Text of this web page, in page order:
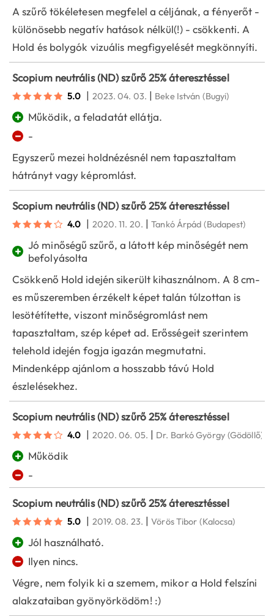
A szűrő tökéletesen megfelel a céljának, a fényerőt -
különösebb negatív hatások nélkül(!) - csökkenti. A
Hold és bolygók vizuális megfigyelését megkönnyíti.
Scopium neutrális (ND) szűrő 25% áteresztéssel
5.0 | 2023. 04. 03. | Beke István (Bugyi)
+ Működik, a feladatát ellátja.
−
-
Egyszerű mezei holdnézésnél nem tapasztaltam
hátrányt vagy képromlást.
Scopium neutrális (ND) szűrő 25% áteresztéssel
4.0 | 2020. 11. 20. |Tankó Árpád (Budapest)
+ Jó minőségű szűrő, a látott kép minőségét nem
befolyásolta
Csökkenő Hold idején sikerült kihasználnom. A 8 cm-
es műszeremben érzékelt képet talán túlzottan is
lesötétítette, viszont minőségromlást nem
tapasztaltam, szép képet ad. Erősségeit szerintem
telehold idején fogja igazán megmutatni.
Mindenképp ajánlom a hosszabb távú Hold
észlelésekhez.
Scopium neutrális (ND) szűrő 25% áteresztéssel
4.0 | 2020. 06. 05. | Dr. Barkó György (Gödöllő)
+ Működik
− -
Scopium neutrális (ND) szűrő 25% áteresztéssel
5.0 | 2019. 08. 23. |Vörös Tibor (Kalocsa)
+ Jól használható.
−
Ilyen nincs.
Végre, nem folyik ki a szemem, mikor a Hold felszíni
alakzataiban gyönyörködöm! :)